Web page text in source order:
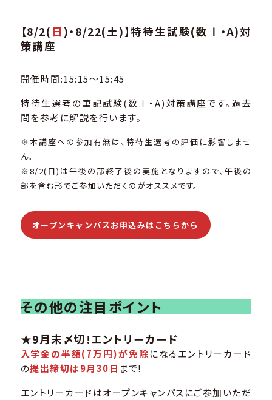
【8/2( 日 )・8/22(土)】特待生試験(数Ⅰ・A)対
策講座
開催時間:15:15～15:45
特待生選考の筆記試験(数Ⅰ・A)対策講座です。過去
問を参考に解説を行います。
※本講座への参加有無は、特待生選考の評価に影響しませ
ん。
※8/2(日)は午後の部終了後の実施となりますので、午後の
部を含む形でご参加いただくのがオススメです。
オープンキャンパスお申込みはこちらから
その他の注目ポイント
★9月末〆切!エントリーカード
入学金の半額(7万円)が免除になるエントリーカード
の提出締切は9月30日 まで!
エントリーカードはオープンキャンパスにご参加いただ